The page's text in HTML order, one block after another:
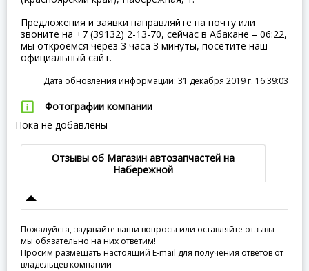
Предложения и заявки направляйте на почту или
звоните на +7 (39132) 2-13-70, сейчас в Абакане – 06:22,
мы откроемся через 3 часа 3 минуты, посетите наш
официальный сайт.
Дата обновления информации: 31 декабря 2019 г. 16:39:03
Фотографии компании
Пока не добавлены
Отзывы об Магазин автозапчастей на
Набережной
Пожалуйста, задавайте ваши вопросы или оставляйте отзывы –
мы обязательно на них ответим!
Просим размещать настоящий E-mail для получения ответов от
владельцев компании